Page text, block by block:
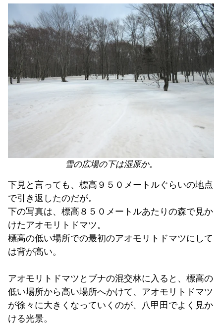
雪の広場の下は湿原か。
下見と言っても、標高９５０メートルぐらいの地点
で引き返したのだが。
下の写真は、標高８５０メートルあたりの森で見か
けたアオモリトドマツ。
標高の低い場所での最初のアオモリトドマツにして
は背が高い。
アオモリトドマツとブナの混交林に入ると、標高の
低い場所から高い場所へかけて、アオモリトドマツ
が徐々に大きくなっていくのが、八甲田でよく見か
ける光景。